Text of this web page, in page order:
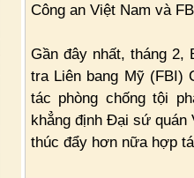
Công an Việt Nam và
Gần đây nhất, tháng 2,
tra Liên bang Mỹ (FBI)
tác phòng chống tội
khẳng định Đại sứ quán
thúc đẩy hơn nữa hợp